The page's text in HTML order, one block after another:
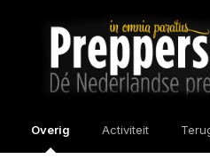
Overig Activiteit